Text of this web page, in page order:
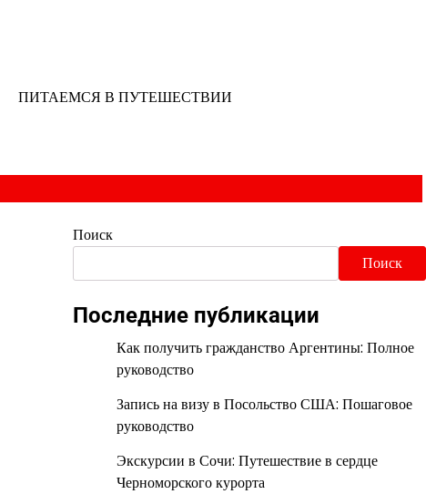
ПИТАЕМСЯ В ПУТЕШЕСТВИИ
Поиск
Поиск
Последние публикации
Как получить гражданство Аргентины: Полное
руководство
Запись на визу в Посольство США: Пошаговое
руководство
Экскурсии в Сочи: Путешествие в сердце
Черноморского курорта